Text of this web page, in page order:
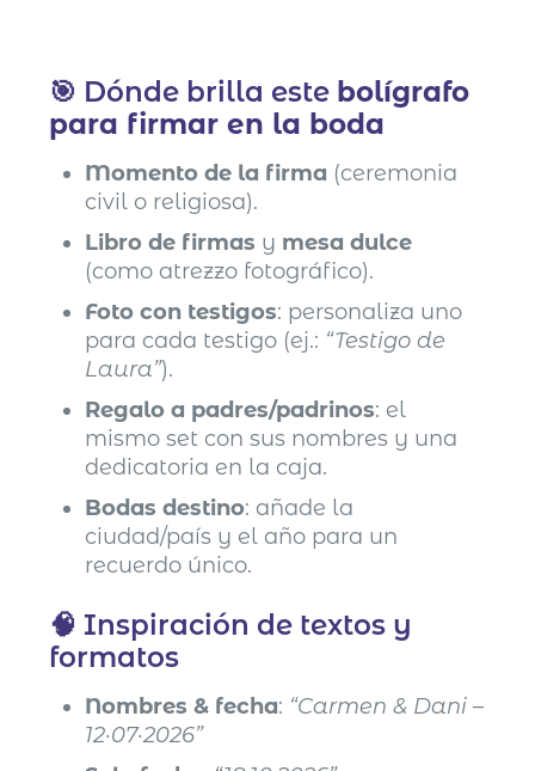
🎯 Dónde brilla este bolígrafo
para firmar en la boda
Momento de la firma (ceremonia
civil o religiosa).
Libro de firmas y mesa dulce
(como atrezzo fotográfico).
Foto con testigos: personaliza uno
para cada testigo (ej.: “Testigo de
Laura”).
Regalo a padres/padrinos: el
mismo set con sus nombres y una
dedicatoria en la caja.
Bodas destino: añade la
ciudad/país y el año para un
recuerdo único.
🧠 Inspiración de textos y
formatos
Nombres & fecha: “Carmen & Dani –
12·07·2026”